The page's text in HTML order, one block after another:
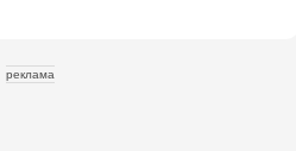
реклама